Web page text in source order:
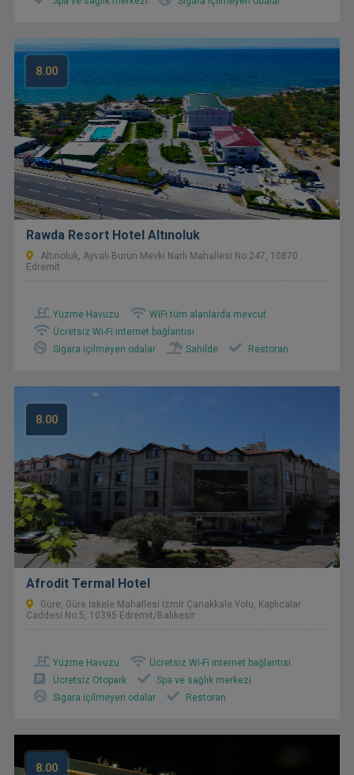
8.00
Rawda Resort Hotel Altınoluk
Altınoluk, Ayvalı Burun Mevki Narlı Mahallesi No:247, 10870
Edremit
Yüzme Havuzu
WiFi tüm alanlarda mevcut
Ücretsiz Wi-Fi internet bağlantısı
Sigara içilmeyen odalar
Sahilde Restoran
8.00
Afrodit Termal Hotel
Güre, Güre İskele Mahallesi İzmir Çanakkale Yolu, Kaplıcalar
Caddesi No:5, 10395 Edremit/Balıkesir
Yüzme Havuzu
Ücretsiz Wi-Fi internet bağlantısı
Ücretsiz Otopark
Spa ve sağlık merkezi
Sigara içilmeyen odalar
Restoran
8.00